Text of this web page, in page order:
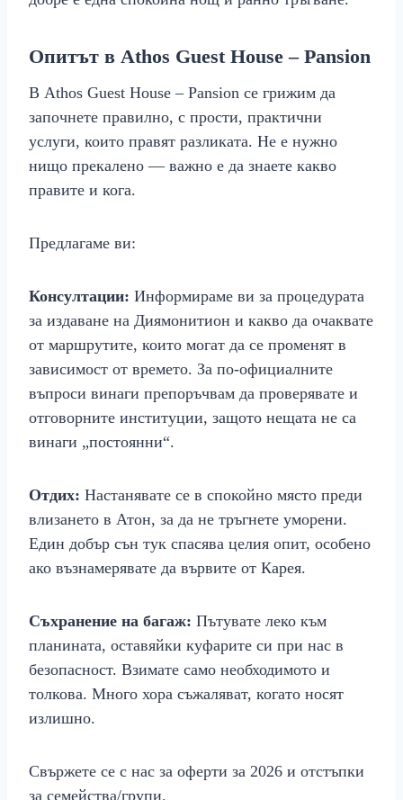
Опитът в Athos Guest House – Pansion
В Athos Guest House – Pansion се грижим да
започнете правилно, с прости, практични
услуги, които правят разликата. Не е нужно
нищо прекалено — важно е да знаете какво
правите и кога.
Предлагаме ви:
Консултации: Информираме ви за процедурата
за издаване на Диямонитион и какво да очаквате
от маршрутите, които могат да се променят в
зависимост от времето. За по‑официалните
въпроси винаги препоръчвам да проверявате и
отговорните институции, защото нещата не са
винаги „постоянни“.
Отдих: Настанявате се в спокойно място преди
влизането в Атон, за да не тръгнете уморени.
Един добър сън тук спасява целия опит, особено
ако възнамерявате да вървите от Карея.
Съхранение на багаж: Пътувате леко към
планината, оставяйки куфарите си при нас в
безопасност. Взимате само необходимото и
толкова. Много хора съжаляват, когато носят
излишно.
Свържете се с нас за оферти за 2026 и отстъпки
за семейства/групи.